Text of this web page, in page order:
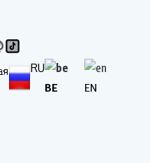
RU
BE EN